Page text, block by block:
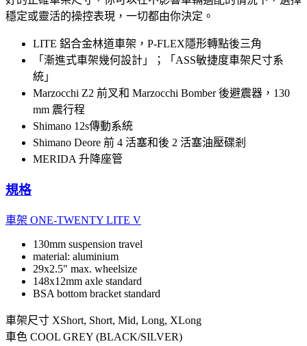
穩定或靈活的操控表現，一切都由你決定。
LITE 鋁合金林道車架，P-FLEX隱形轉點後三角
「漸進式車架幾何設計」；「ASS敏捷度車架尺寸系
統」
Marzocchi Z2 前叉和 Marzocchi Bomber 後避震器，130
mm 震行程
Shimano 12s傳動系統
Shimano Deore 前 4 活塞和後 2 活塞油壓碟剎
MERIDA 升降座管
規格
車架 ONE-TWENTY LITE V
130mm suspension travel
material: aluminium
29x2.5" max. wheelsize
148x12mm axle standard
BSA bottom bracket standard
車架尺寸 XShort, Short, Mid, Long, XLong
車色 COOL GREY (BLACK/SILVER)